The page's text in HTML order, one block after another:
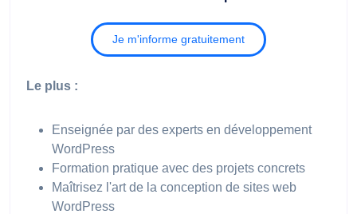
Je m'informe gratuitement
Le plus :
Enseignée par des experts en développement
WordPress
Formation pratique avec des projets concrets
Maîtrisez l'art de la conception de sites web
WordPress